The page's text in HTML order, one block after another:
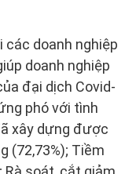
các doanh nghiệp
doanh nghiệp
đại dịch Covid-
phó với tình
xây dựng được
(72,73%); Tiềm